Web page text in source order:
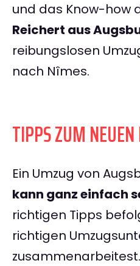
und das Know-how
Reichert aus
reibungslosen
nach Nîmes.
TIPPS ZUM
Ein Umzug von
kann ganz einfach
richtigen Tipps
richtigen